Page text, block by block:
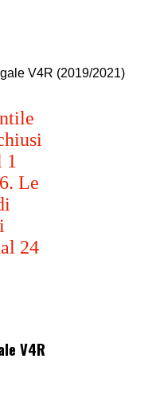
V4R (2019/2021)
1
Le
24
V4R